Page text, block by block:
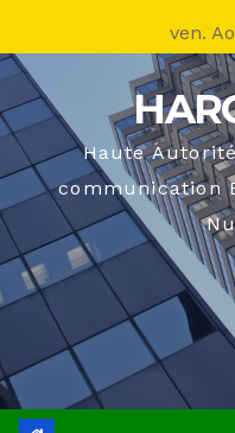
to
content
ven.
Haute
communication